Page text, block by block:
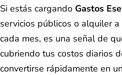
Si estás cargando Gastos
servicios públicos o alquiler
cada mes, es una señal de
cubriendo tus costos diarios
convertirse rápidamente en